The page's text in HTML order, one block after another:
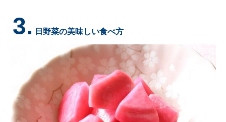
3. 日野菜の美味しい食べ方